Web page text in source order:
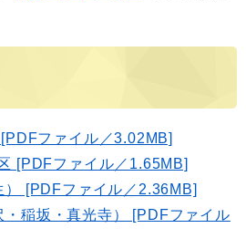
[PDFファイル／3.02MB]
[PDFファイル／1.65MB]
） [PDFファイル／2.36MB]
・稲坂・真光寺） [PDFファイル